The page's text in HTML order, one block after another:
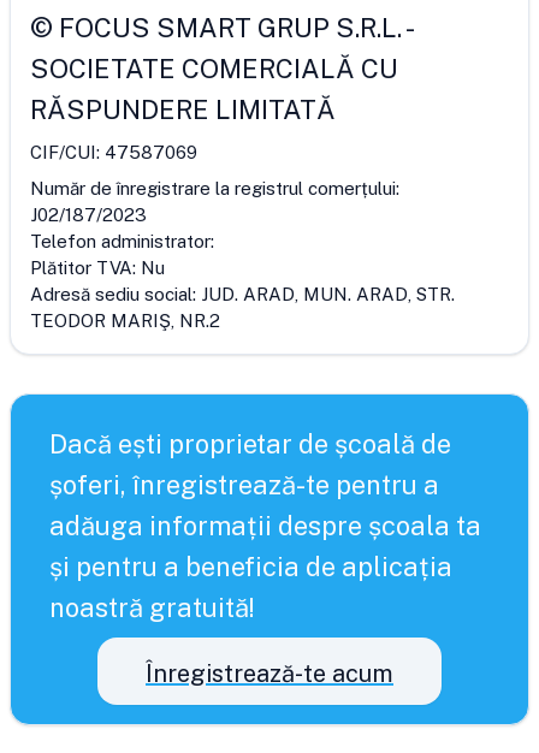
© FOCUS SMART GRUP S.R.L.-
SOCIETATE COMERCIALĂ CU
RĂSPUNDERE LIMITATĂ
CIF/CUI: 47587069
Număr de înregistrare la registrul comerțului:
J02/187/2023
Telefon administrator:
Plătitor TVA: Nu
Adresă sediu social: JUD. ARAD, MUN. ARAD, STR.
TEODOR MARIŞ, NR.2
Dacă ești proprietar de școală de
șoferi, înregistrează-te pentru a
adăuga informații despre școala ta
și pentru a beneficia de aplicația
noastră gratuită!
Înregistrează-te acum